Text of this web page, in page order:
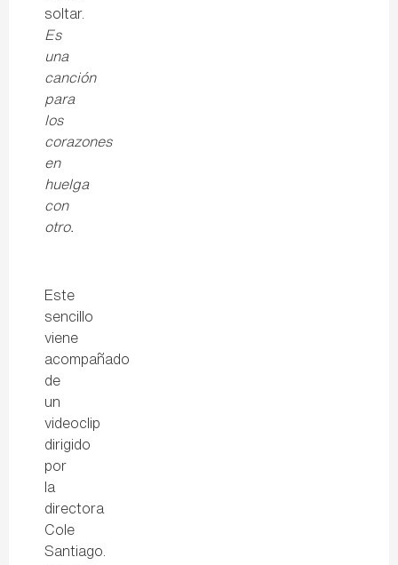
soltar.
Es
una
canción
para
los
corazones
en
huelga
con
otro.
Este
sencillo
viene
acompañado
de
un
videoclip
dirigido
por
la
directora
Cole
Santiago.